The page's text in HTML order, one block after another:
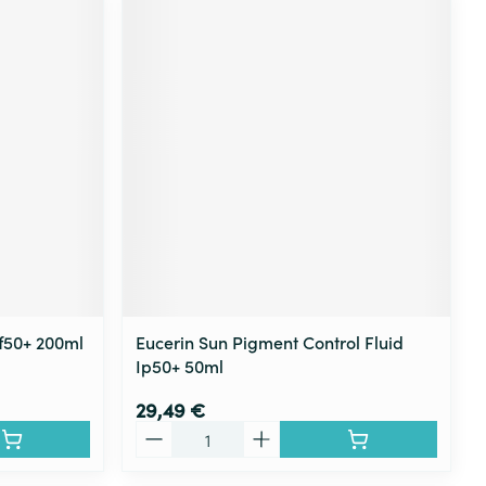
200ml
Eucerin Sun Pigment Control Fluid
Ip50+ 50ml
29,49 €